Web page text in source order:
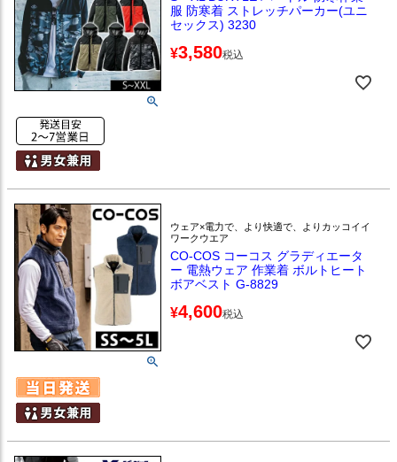
服 防寒着 ストレッチパーカー(ユニ
セックス) 3230
¥3,580税込
ウェア×電力で、より快適で、よりカッコイイ
ワークウエア
CO-COS コーコス グラディエータ
ー 電熱ウェア 作業着 ボルトヒート
ボアベスト G-8829
¥4,600税込